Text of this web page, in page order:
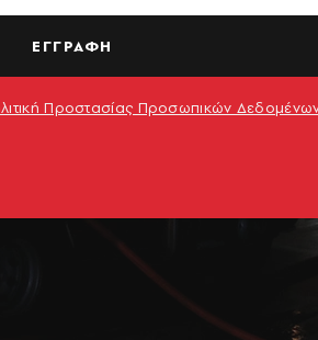
ΕΓΓΡΑΦΗ
Προστασίας Προσωπικών